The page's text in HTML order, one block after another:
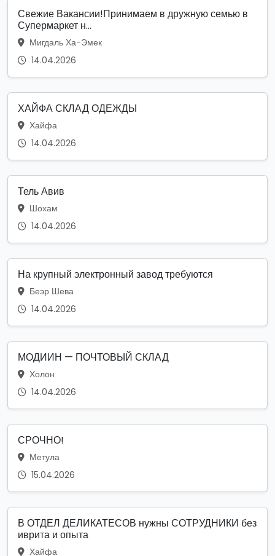
Свежие Вакансии!Принимаем в дружную семью в
Супермаркет н...
Мигдаль Ха-Эмек
14.04.2026
ХАЙФА СКЛАД ОДЕЖДЫ
Хайфа
14.04.2026
Тель Авив
Шохам
14.04.2026
На крупный электронный завод требуются
Беэр Шева
14.04.2026
МОДИИН — ПОЧТОВЫЙ СКЛАД
Холон
14.04.2026
СРОЧНО!
Метула
15.04.2026
В ОТДЕЛ ДЕЛИКАТЕСОВ нужны СОТРУДНИКИ без
иврита и опыта
Хайфа